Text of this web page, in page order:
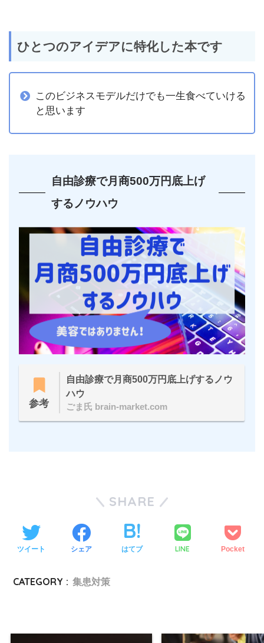
ひとつのアイデアに特化した本です
このビジネスモデルだけでも一生食べていける
と思います
自由診療で月商500万円底上げ
するノウハウ
参考
自由診療で月商500万円底上げするノウ
ハウ
ごま氏 brain-market.com
SHARE
ツイート シェア はてブ LINE Pocket
CATEGORY : 集患対策